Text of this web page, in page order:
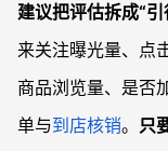
建议把评估拆成“
来关注曝光量、点
商品浏览量、是否
单与到店核销。 只